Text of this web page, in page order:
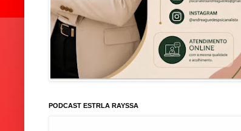
PODCAST ESTRLA RAYSSA